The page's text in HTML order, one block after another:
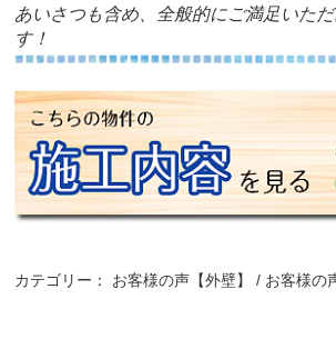
あいさつも含め、全般的にご満足いた
す！
カテゴリー： お客様の声【外壁】 お客様の